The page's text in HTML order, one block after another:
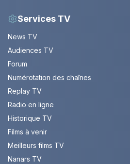
Services TV
News TV
Audiences TV
Forum
Numérotation des chaînes
Replay TV
Radio en ligne
Historique TV
Films à venir
Meilleurs films TV
Nanars TV